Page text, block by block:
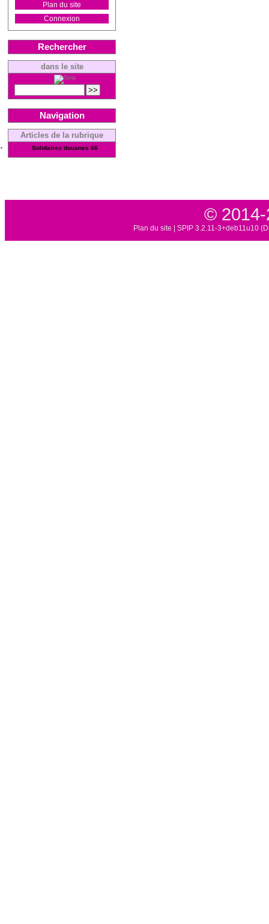
Plan du site
Connexion
Rechercher
dans le site
Navigation
Articles de la rubrique
Solidaires douanes 66
© 2014-
Plan du site SPIP 3.2.11-3+deb11u10